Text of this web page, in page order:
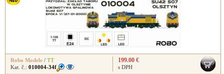
Robo Modele / TT
Kat. č.: 010004-34f
199.00 €
s DPH